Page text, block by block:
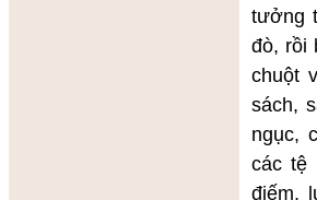
tưởng
đò, rồi
chuột
sách,
ngục,
các tệ
điếm,